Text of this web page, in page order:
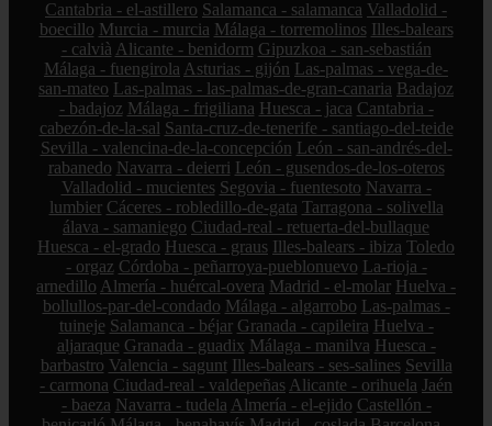
Cantabria - el-astillero Salamanca - salamanca Valladolid -
boecillo Murcia - murcia Málaga - torremolinos Illes-balears
- calvià Alicante - benidorm Gipuzkoa - san-sebastián
Málaga - fuengirola Asturias - gijón Las-palmas - vega-de-
san-mateo Las-palmas - las-palmas-de-gran-canaria Badajoz
- badajoz Málaga - frigiliana Huesca - jaca Cantabria -
cabezón-de-la-sal Santa-cruz-de-tenerife - santiago-del-teide
Sevilla - valencina-de-la-concepción León - san-andrés-del-
rabanedo Navarra - deierri León - gusendos-de-los-oteros
Valladolid - mucientes Segovia - fuentesoto Navarra -
lumbier Cáceres - robledillo-de-gata Tarragona - solivella
álava - samaniego Ciudad-real - retuerta-del-bullaque
Huesca - el-grado Huesca - graus Illes-balears - ibiza Toledo
- orgaz Córdoba - peñarroya-pueblonuevo La-rioja -
arnedillo Almería - huércal-overa Madrid - el-molar Huelva -
bollullos-par-del-condado Málaga - algarrobo Las-palmas -
tuineje Salamanca - béjar Granada - capileira Huelva -
aljaraque Granada - guadix Málaga - manilva Huesca -
barbastro Valencia - sagunt Illes-balears - ses-salines Sevilla
- carmona Ciudad-real - valdepeñas Alicante - orihuela Jaén
- baeza Navarra - tudela Almería - el-ejido Castellón -